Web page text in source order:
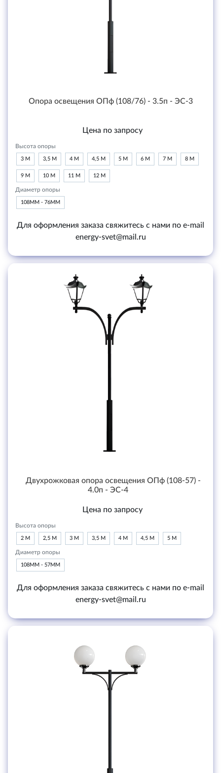
Опора освещения ОПф (108/76) - 3.5п - ЭС-3
Цена по запросу
Высота опоры
3 М 3,5 М 4 М 4,5 М 5 М 6 М 7 М 8 М
9 М 10 М 11 М 12 М
Диаметр опоры
108ММ - 76ММ
Для оформления заказа свяжитесь с нами по e-mail
energy-svet@mail.ru
Двухрожковая опора освещения ОПф (108-57) -
4.0п - ЭС-4
Цена по запросу
Высота опоры
2 М 2,5 М 3 М 3,5 М 4 М 4,5 М 5 М
Диаметр опоры
108ММ - 57ММ
Для оформления заказа свяжитесь с нами по e-mail
energy-svet@mail.ru